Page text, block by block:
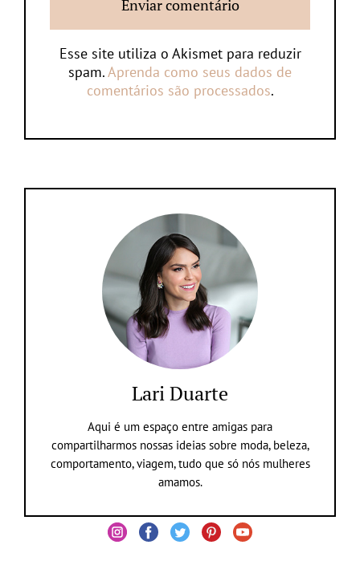
Esse site utiliza o Akismet para reduzir
spam.Aprenda como seus dados de
comentários são processados.
Lari Duarte
Aqui é um espaço entre amigas para
compartilharmos nossas ideias sobre moda, beleza,
comportamento, viagem, tudo que só nós mulheres
amamos.